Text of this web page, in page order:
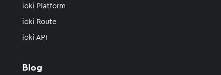
ioki Platform
ioki Route
ioki API
Blog